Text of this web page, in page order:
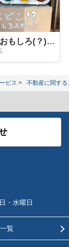
枚方市のおもしろ(？)スポット
ビス 不動産に関す
・水曜日
覧